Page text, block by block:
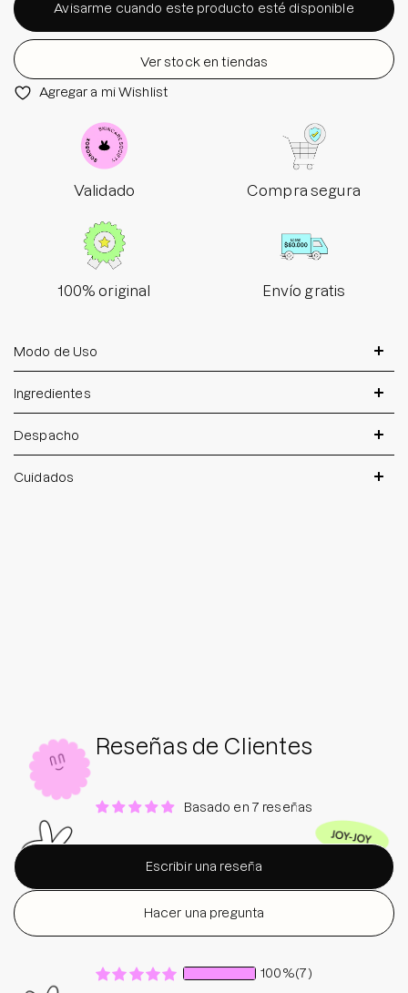
Avisarme cuando este producto esté disponible
Ver stock en tiendas
Agregar a mi Wishlist
Validado Compra segura
100% original Envío gratis
Modo de Uso
Ingredientes
Despacho
Cuidados
Reseñas de Clientes
Basado en 7 reseñas
Escribir una reseña
Hacer una pregunta
100%(7)